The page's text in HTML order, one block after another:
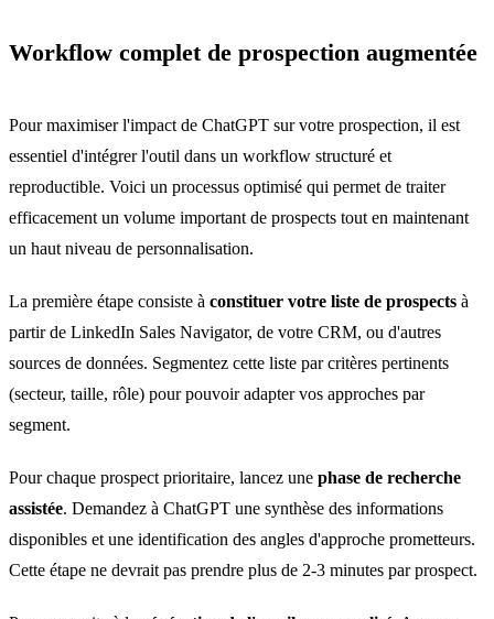
Workflow complet de prospection augmentée
Pour maximiser l'impact de ChatGPT sur votre prospection, il est
essentiel d'intégrer l'outil dans un workflow structuré et
reproductible. Voici un processus optimisé qui permet de traiter
efficacement un volume important de prospects tout en maintenant
un haut niveau de personnalisation.
La première étape consiste à constituer votre liste de prospects à
partir de LinkedIn Sales Navigator, de votre CRM, ou d'autres
sources de données. Segmentez cette liste par critères pertinents
(secteur, taille, rôle) pour pouvoir adapter vos approches par
segment.
Pour chaque prospect prioritaire, lancez une phase de recherche
assistée. Demandez à ChatGPT une synthèse des informations
disponibles et une identification des angles d'approche prometteurs.
Cette étape ne devrait pas prendre plus de 2-3 minutes par prospect.